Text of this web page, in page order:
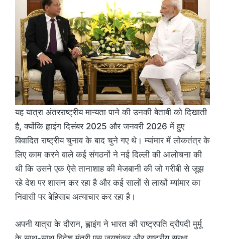
यह यात्रा अंतरराष्ट्रीय मान्यता पाने की उनकी बेताबी को दिखाती
है, क्योंकि ह्लाइंग दिसंबर 2025 और जनवरी 2026 में हुए
विवादित राष्ट्रीय चुनाव के बाद चुने गए थे। म्यांमार में लोकतंत्र के
लिए काम करने वाले कई संगठनों ने नई दिल्ली की आलोचना की
थी कि उसने एक ऐसे तानाशाह की मेजबानी की जो गरीबी से जूझ
रहे देश पर शासन कर रहा है और कई सालों से लाखों म्यांमार का
निवासी पर बेहिसाब अत्याचार कर रहा है।
अपनी यात्रा के दौरान, ह्लाइंग ने भारत की राष्ट्रपति द्रौपदी मुर्मू